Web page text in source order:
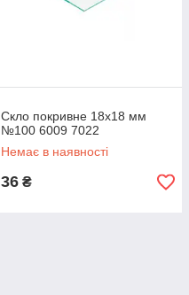
Скло покривне 18х18 мм
№100 6009 7022
Немає в наявності
36 ₴